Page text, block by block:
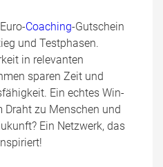
Coaching-Gutschein
und Testphasen.
in relevanten
sparen Zeit und
Ein echtes Win-
zu Menschen und
Ein Netzwerk, das